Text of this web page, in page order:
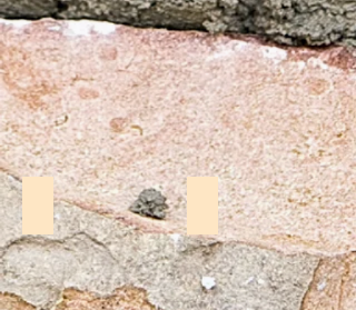
Monica Chereches Lorelei Visinescu